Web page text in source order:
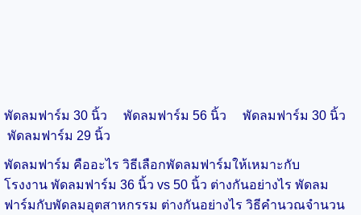
พัดลมฟาร์ม 30 นิ้ว พัดลมฟาร์ม 56 นิ้ว
พัดลมฟาร์ม 30 นิ้ว
พัดลมฟาร์ม 29 นิ้ว
พัดลมฟาร์ม คืออะไร วิธีเลือกพัดลมฟาร์มให้เหมาะกับ
โรงงาน พัดลมฟาร์ม 36 นิ้ว vs 50 นิ้ว ต่างกันอย่างไร พัดลม
ฟาร์มกับพัดลมอุตสาหกรรม ต่างกันอย่างไร วิธีคำนวณจำนวน